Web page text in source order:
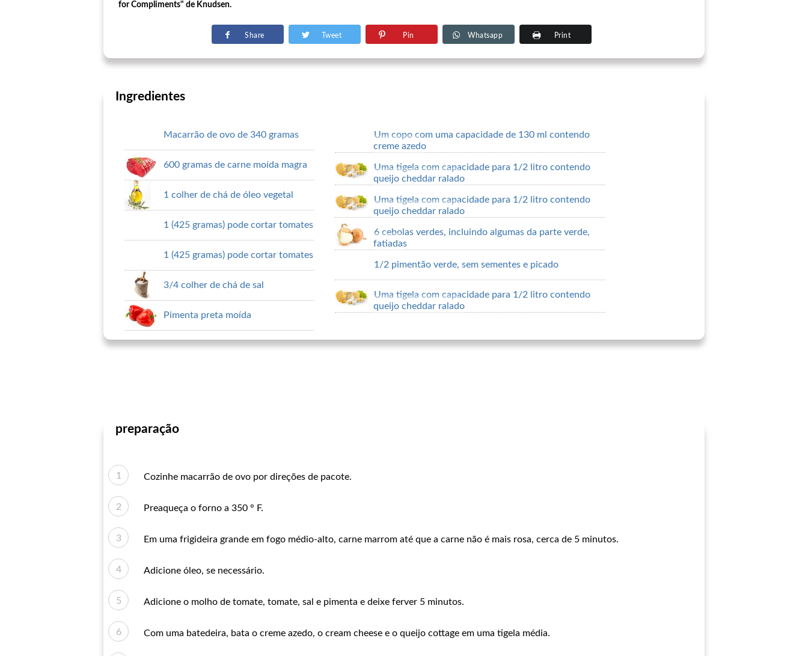
for Compliments" de Knudsen.
Share Tweet Pin Whatsapp Print
Ingredientes
Macarrão de ovo de 340 gramas
600 gramas de carne moída magra
1 colher de chá de óleo vegetal
1 (425 gramas) pode cortar tomates
1 (425 gramas) pode cortar tomates
3/4 colher de chá de sal
Pimenta preta moída
Um copo com uma capacidade de 130 ml contendo
creme azedo
Uma tigela com capacidade para 1/2 litro contendo
queijo cheddar ralado
Uma tigela com capacidade para 1/2 litro contendo
queijo cheddar ralado
6 cebolas verdes, incluindo algumas da parte verde,
fatiadas
1/2 pimentão verde, sem sementes e picado
Uma tigela com capacidade para 1/2 litro contendo
queijo cheddar ralado
preparação
Cozinhe macarrão de ovo por direções de pacote.
Preaqueça o forno a 350 ° F.
Em uma frigideira grande em fogo médio-alto, carne marrom até que a carne não é mais rosa, cerca de 5 minutos.
Adicione óleo, se necessário.
Adicione o molho de tomate, tomate, sal e pimenta e deixe ferver 5 minutos.
Com uma batedeira, bata o creme azedo, o cream cheese e o queijo cottage em uma tigela média.